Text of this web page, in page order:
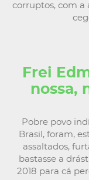
corruptos, com a
Frei
nossa,
Pobre povo
Brasil, foram,
assaltados,
bastasse a
2018 para cá